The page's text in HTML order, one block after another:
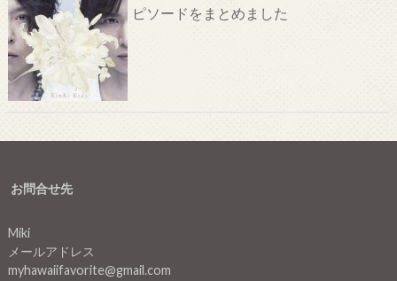
ピソードをまとめました
お問合せ先
Miki
メールアドレス
myhawaiifavorite@gmail.com